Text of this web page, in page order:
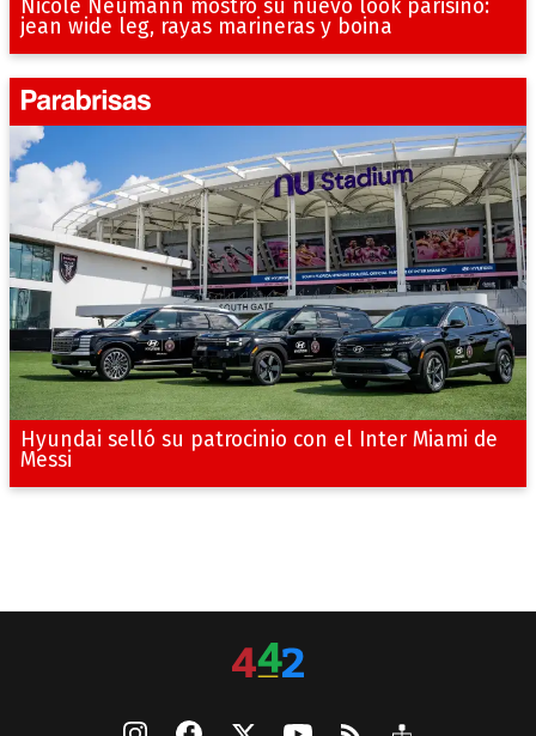
Nicole Neumann mostró su nuevo look parisino:
jean wide leg, rayas marineras y boina
Hyundai selló su patrocinio con el Inter Miami de
Messi